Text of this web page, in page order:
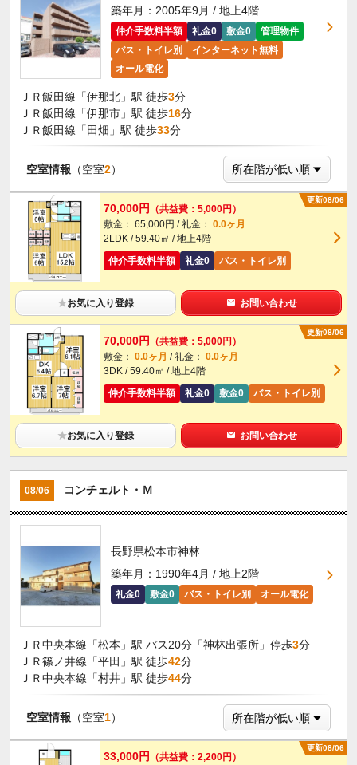
築年月：2005年9月 / 地上4階
仲介手数料半額 礼金0 敷金0
管理物件
バス・トイレ別
インターネット無料
オール電化
ＪＲ飯田線「伊那北」駅 徒歩3分
ＪＲ飯田線「伊那市」駅 徒歩16分
ＪＲ飯田線「田畑」駅 徒歩33分
空室情報 （空室2）
更新08/06
70,000円
（共益費：5,000円）
敷金： 65,000円 / 礼金： 0.0ヶ月
2LDK / 59.40㎡ / 地上4階
仲介手数料半額
礼金0 バス・トイレ別
★お気に入り登録 お問い合わせ
更新08/06
70,000円
（共益費：5,000円）
敷金： 0.0ヶ月 / 礼金： 0.0ヶ月
3DK / 59.40㎡ / 地上4階
仲介手数料半額
礼金0 敷金0 バス・トイレ別
★お気に入り登録 お問い合わせ
08/06 コンチェルト・Ｍ
長野県松本市神林
築年月：1990年4月 / 地上2階
礼金0 敷金0 バス・トイレ別 オール電化
ＪＲ中央本線「松本」駅 バス20分「神林出張所」停歩3分
ＪＲ篠ノ井線「平田」駅 徒歩42分
ＪＲ中央本線「村井」駅 徒歩44分
空室情報 （空室1）
更新08/06
33,000円 （共益費：2,200円）